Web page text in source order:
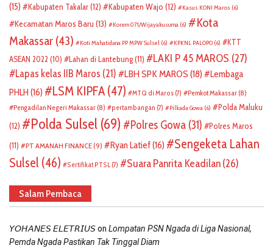
(15)
Kabupaten Takalar(12) Kabupaten Wajo (12) Kasus KONI Maros (6)
Kecamatan Maros Baru (13) Korem 071/Wijayakusuma (6)
Kota
Makassar (43) Koti Mahatidana PP MPW Sulsel (6) KPKNL PALOPO (6)
KTT
ASEAN 2022 (10) Lahan di Lantebung(11) LAKI P 45 MAROS (27)
Lapas kelas IIB Maros (21) LBH SPK MAROS (18)
Lembaga
PHLH (16) LSM KIPFA (47) MTQ di Maros (7) Pemkot Makassar (8)
Pengadilan Negeri Makassar (8) pertambangan (7) Pilkada Gowa (6)
Polda Maluku
(12)
Polda Sulsel (69) Polres Gowa (31)
Polres Maros
(11)
PT AMANAH FINANCE(9) Ryan Latief(16)
Sengeketa Lahan
Sulsel (46) Sertifikat PTSL (7) Suara Panrita Keadilan(26)
Salam Pembaca
𝘠𝘖𝘏𝘈𝘕𝘌𝘚 𝘌𝘓𝘌𝘛𝘙𝘐𝘜𝘚on Lompatan PSN Ngada di Liga Nasional,
Pemda Ngada Pastikan Tak Tinggal Diam